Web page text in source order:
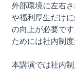
外部環境に左右
や福利厚生だけ
の向上が必要で
ためには社内制度
本講演では社内